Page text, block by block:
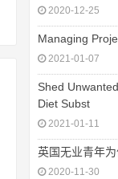
2020-12-25
Managing
2021-01-07
Shed
Diet Subst
2021-01-11
英国无业青年
2020-11-30